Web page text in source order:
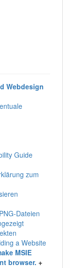
Webdesign
Guide
zum
Dateien
a Website
MSIE
browser. +